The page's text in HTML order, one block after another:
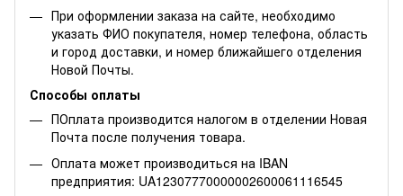
При оформлении заказа на сайте, необходимо
указать ФИО покупателя, номер телефона, область
и город доставки, и номер ближайшего отделения
Новой Почты.
Способы оплаты
ПОплата производится налогом в отделении Новая
Почта после получения товара.
Оплата может производиться на IBAN
предприятия: UA12307770000002600061116545